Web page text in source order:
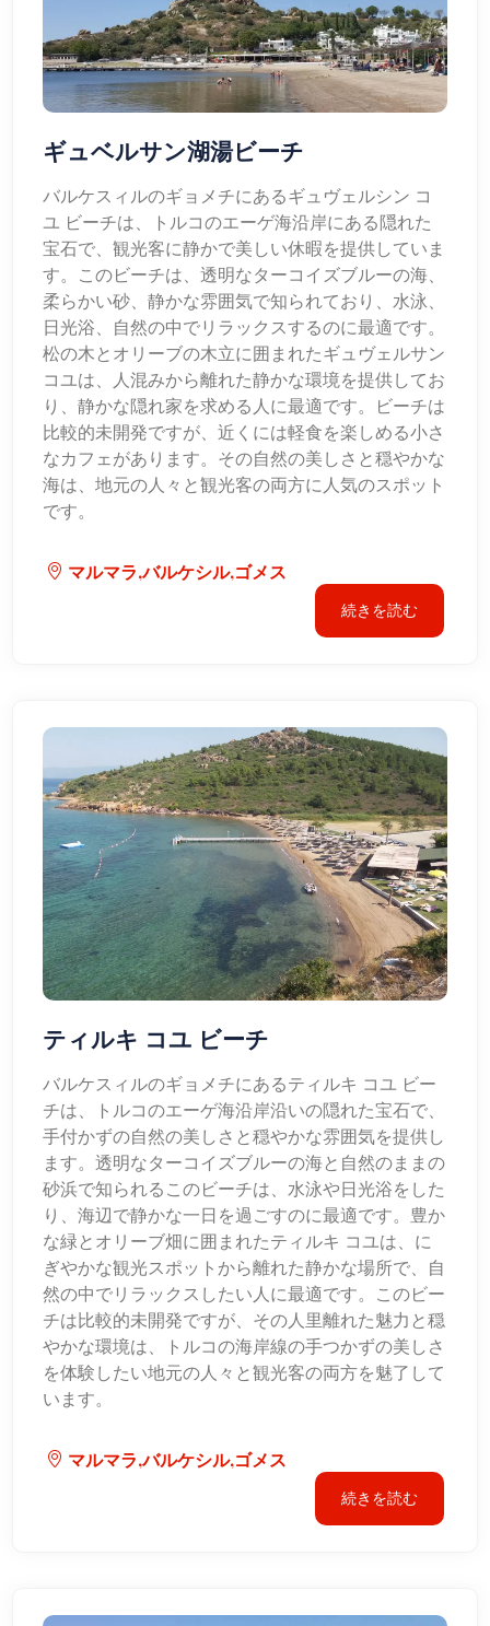
ギュベルサン湖湯ビーチ
バルケスィルのギョメチにあるギュヴェルシン コ
ユ ビーチは、トルコのエーゲ海沿岸にある隠れた
宝石で、観光客に静かで美しい休暇を提供していま
す。このビーチは、透明なターコイズブルーの海、
柔らかい砂、静かな雰囲気で知られており、水泳、
日光浴、自然の中でリラックスするのに最適です。
松の木とオリーブの木立に囲まれたギュヴェルサン
コユは、人混みから離れた静かな環境を提供してお
り、静かな隠れ家を求める人に最適です。ビーチは
比較的未開発ですが、近くには軽食を楽しめる小さ
なカフェがあります。その自然の美しさと穏やかな
海は、地元の人々と観光客の両方に人気のスポット
です。
マルマラ,バルケシル,ゴメス
続きを読む
ティルキ コユ ビーチ
バルケスィルのギョメチにあるティルキ コユ ビー
チは、トルコのエーゲ海沿岸沿いの隠れた宝石で、
手付かずの自然の美しさと穏やかな雰囲気を提供し
ます。透明なターコイズブルーの海と自然のままの
砂浜で知られるこのビーチは、水泳や日光浴をした
り、海辺で静かな一日を過ごすのに最適です。豊か
な緑とオリーブ畑に囲まれたティルキ コユは、に
ぎやかな観光スポットから離れた静かな場所で、自
然の中でリラックスしたい人に最適です。このビー
チは比較的未開発ですが、その人里離れた魅力と穏
やかな環境は、トルコの海岸線の手つかずの美しさ
を体験したい地元の人々と観光客の両方を魅了して
います。
マルマラ,バルケシル,ゴメス
続きを読む